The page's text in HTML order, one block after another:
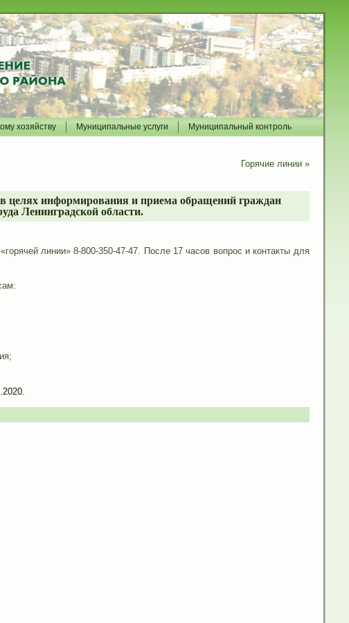
хозяйству Муниципальные услуги Муниципальный контроль
Горячие линии»
целях информирования и приема обращений граждан
Ленинградской области.
линии» 8-800-350-47-47. После 17 часов вопрос и контакты для